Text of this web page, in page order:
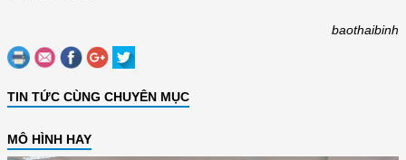
baothaibinh
TIN TỨC CÙNG CHUYÊN MỤC
MÔ HÌNH HAY